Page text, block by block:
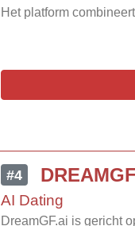
Het platform
#4
AI Dating
DreamGF.ai is gericht